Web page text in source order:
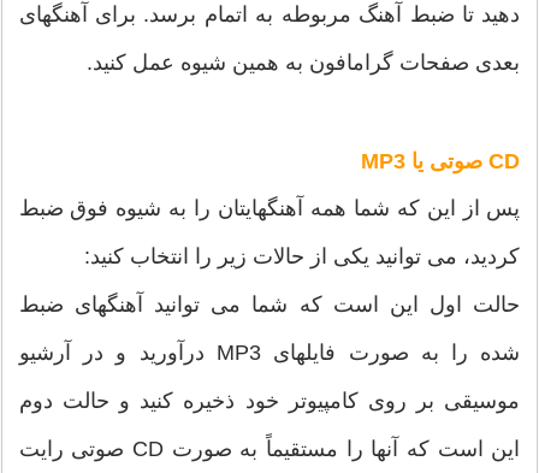
دهید تا ضبط آهنگ مربوطه به اتمام برسد. برای آهنگهای
بعدی صفحات گرامافون به همین شیوه عمل کنید.
CD صوتی یا MP3
پس از این که شما همه آهنگهایتان را به شیوه فوق ضبط
کردید، می توانید یکی از حالات زیر را انتخاب کنید:
حالت اول این است که شما می توانید آهنگهای ضبط
شده را به صورت فایلهای MP3 درآورید و در آرشیو
موسیقی بر روی کامپیوتر خود ذخیره کنید و حالت دوم
این است که آنها را مستقیماً به صورت CD صوتی رایت